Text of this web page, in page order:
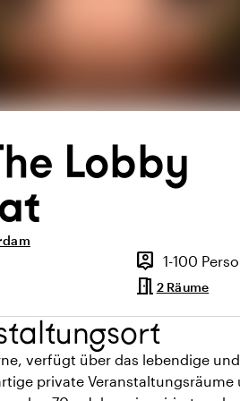
Lobby
person_pin
Kapazität
1-100
meeting_room 2 Räume
verfügt über das lebendige
private Veranstaltungsräume